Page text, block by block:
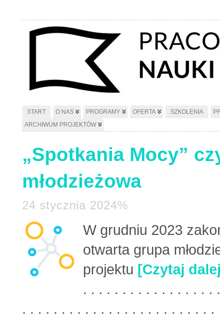
START O NAS PROGRAMY OFERTA SZKOLENIA
ARCHIWUM PROJEKTÓW
„Spotkania Mocy”
młodzieżowa
24 stycznia 2024%
W grudniu 2023
otwarta grupa
projektu [Czytaj
. . . . . . . . . . . . . . . . .
. . . . . . . . . . . . . . . . . . . . . . . . .